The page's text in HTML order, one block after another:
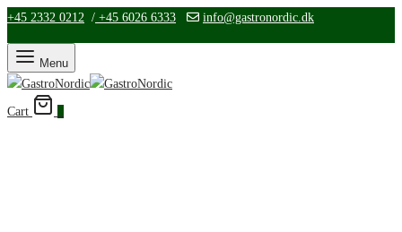
+45 2332 0212 / +45 6026 6333 info@gastronordic.dk
Menu
Cart